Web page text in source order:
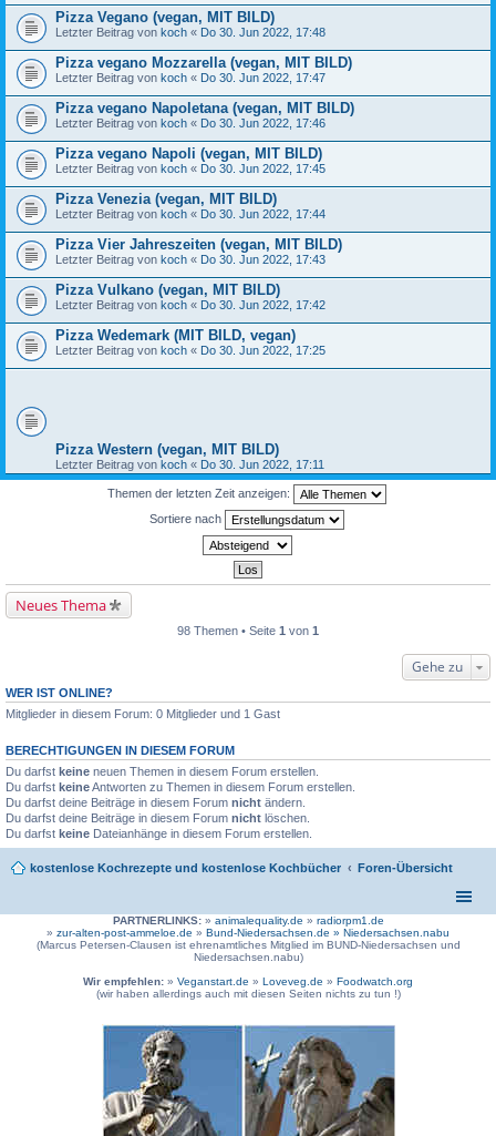
Pizza Vegano (vegan, MIT BILD)
Letzter Beitrag von koch « Do 30. Jun 2022, 17:48
Pizza vegano Mozzarella (vegan, MIT BILD)
Letzter Beitrag von koch « Do 30. Jun 2022, 17:47
Pizza vegano Napoletana (vegan, MIT BILD)
Letzter Beitrag von koch « Do 30. Jun 2022, 17:46
Pizza vegano Napoli (vegan, MIT BILD)
Letzter Beitrag von koch « Do 30. Jun 2022, 17:45
Pizza Venezia (vegan, MIT BILD)
Letzter Beitrag von koch « Do 30. Jun 2022, 17:44
Pizza Vier Jahreszeiten (vegan, MIT BILD)
Letzter Beitrag von koch « Do 30. Jun 2022, 17:43
Pizza Vulkano (vegan, MIT BILD)
Letzter Beitrag von koch « Do 30. Jun 2022, 17:42
Pizza Wedemark (MIT BILD, vegan)
Letzter Beitrag von koch « Do 30. Jun 2022, 17:25
Pizza Western (vegan, MIT BILD)
Letzter Beitrag von koch « Do 30. Jun 2022, 17:11
Themen der letzten Zeit anzeigen:
Sortiere nach
Neues Thema
98 Themen • Seite 1 von 1
Gehe zu
WER IST ONLINE?
Mitglieder in diesem Forum: 0 Mitglieder und 1 Gast
BERECHTIGUNGEN IN DIESEM FORUM
Du darfst keine neuen Themen in diesem Forum erstellen.
Du darfst keineAntworten zu Themen in diesem Forum erstellen.
Du darfst deine Beiträge in diesem Forum nicht ändern.
Du darfst deine Beiträge in diesem Forum nicht löschen.
Du darfst keine Dateianhänge in diesem Forum erstellen.
kostenlose Kochrezepte und kostenlose Kochbücher Foren-Übersicht
PARTNERLINKS:» animalequality.de » radiorpm1.de
» zur-alten-post-ammeloe.de » Bund-Niedersachsen.de » Niedersachsen.nabu
(Marcus Petersen-Clausen ist ehrenamtliches Mitglied im BUND-Niedersachsen und
Niedersachsen.nabu)
Wir empfehlen: » Veganstart.de » Loveveg.de » Foodwatch.org
(wir haben allerdings auch mit diesen Seiten nichts zu tun !)